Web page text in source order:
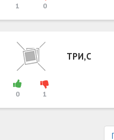
1 0
0 1
ТРИ,С